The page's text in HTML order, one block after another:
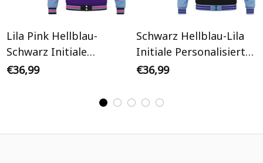
Lila Pink Hellblau-
Schwarz Initiale
Personalisiertes Varsity
€36,99
Schwarz Hellblau-Lila
Initiale Personalisiertes
Varsity College Jacke
€36,99